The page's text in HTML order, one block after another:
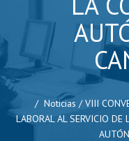
Noticias /VIII
LABORAL AL SERVICIO